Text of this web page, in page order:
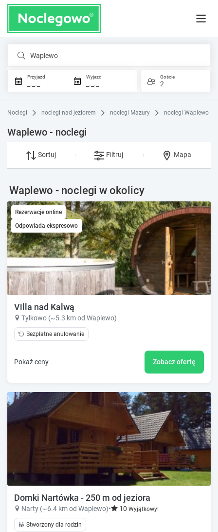
Waplewo
Przyjazd
_._._
Wyjazd
_._._
Goście
2
Noclegi noclegi nad jeziorem noclegi Mazury noclegi Waplewo
Waplewo - noclegi
Sortuj Filtruj Mapa
Waplewo - noclegi w okolicy
Rezerwacje online
Odpowiada ekspresowo
Villa nad Kalwą
Tylkowo (~5.3 km od Waplewo)
Bezpłatne anulowanie
Pokaż ceny Zobacz ofertę
Domki Nartówka - 250 m od jeziora
Narty (~6.4 km od Waplewo)• 10 Wyjątkowy!
Stworzony dla rodzin